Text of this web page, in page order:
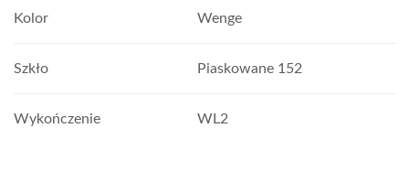
Kolor Wenge
Szkło Piaskowane 152
Wykończenie WL2